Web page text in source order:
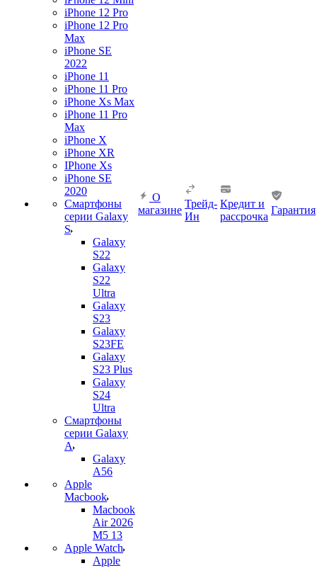
iPhone 12 Pro
iPhone 12 Pro
Max
iPhone SE
2022
iPhone 11
iPhone 11 Pro
iPhone Xs Max
iPhone 11 Pro
Max
iPhone X
iPhone XR
IPhone Xs
iPhone SE
2020
Смартфоны
серии Galaxy
S
Galaxy
S22
Galaxy
S22
Ultra
Galaxy
S23
Galaxy
S23FE
Galaxy
S23 Plus
Galaxy
S24
Ultra
Смартфоны
серии Galaxy
A
Galaxy
A56
Apple
Macbook
Macbook
Air 2026
M5 13
Apple Watch
Apple
О
магазине
Трейд-
Ин
Кредит и
рассрочка
Гарантия